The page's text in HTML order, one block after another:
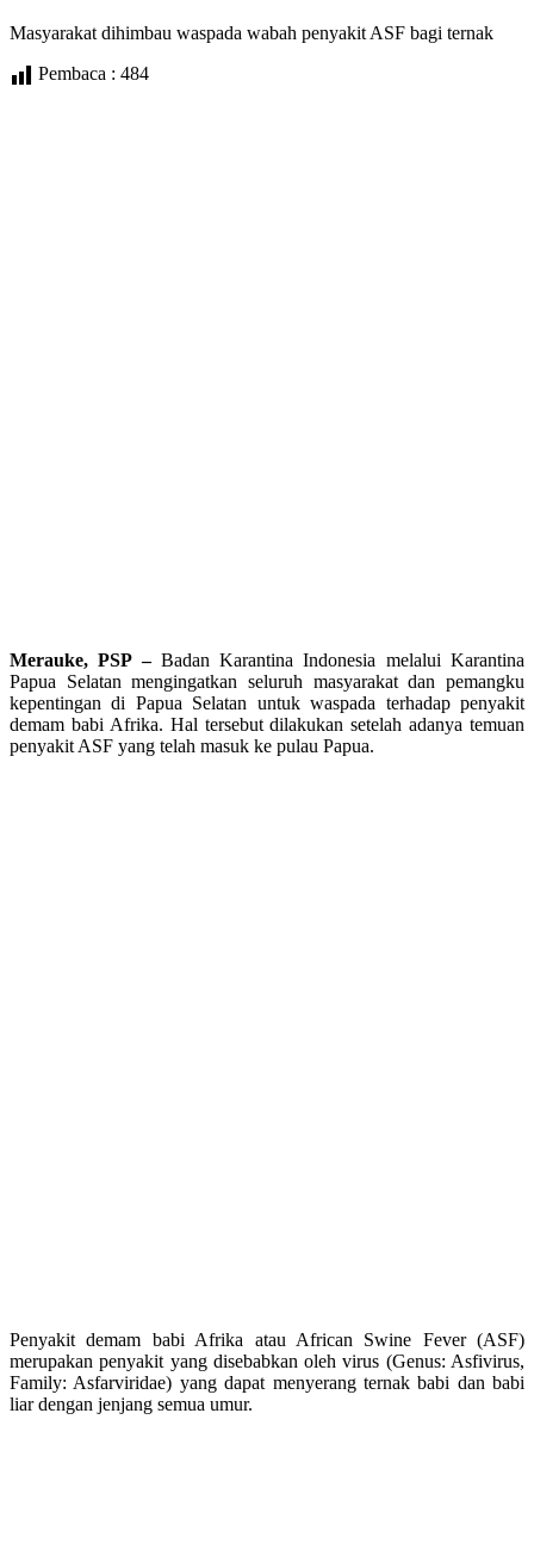
Masyarakat dihimbau waspada wabah penyakit ASF bagi ternak
Pembaca : 484
Merauke, PSP –Badan Karantina Indonesia melalui Karantina
Papua Selatan mengingatkan seluruh masyarakat dan pemangku
kepentingan di Papua Selatan untuk waspada terhadap penyakit
demam babi Afrika. Hal tersebut dilakukan setelah adanya temuan
penyakit ASF yang telah masuk ke pulau Papua.
Penyakit demam babi Afrika atau African Swine Fever (ASF)
merupakan penyakit yang disebabkan oleh virus (Genus: Asfivirus,
Family: Asfarviridae) yang dapat menyerang ternak babi dan babi
liar dengan jenjang semua umur.